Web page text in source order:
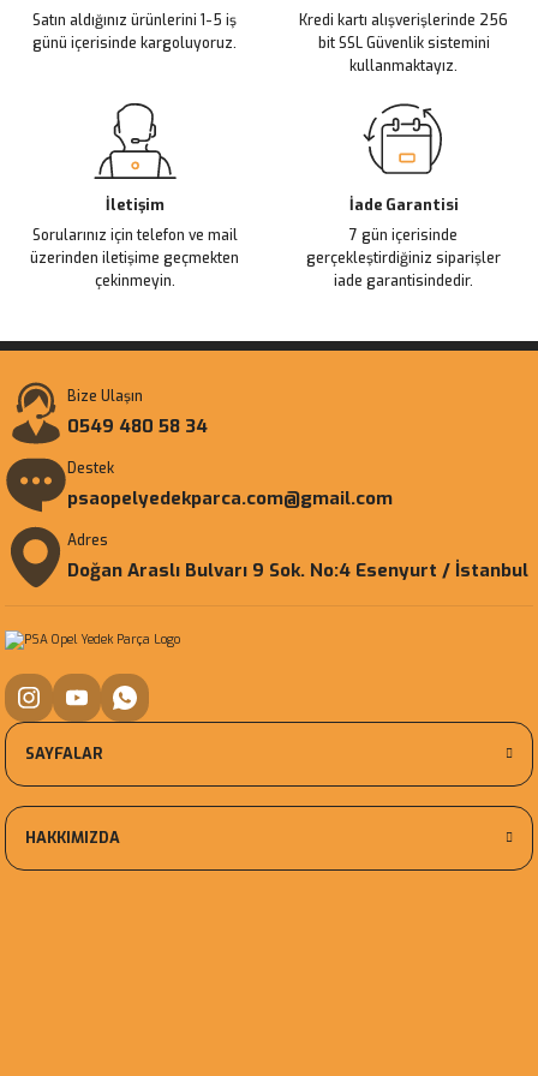
Bu ürüne benzer farklı alternatifler olmalı.
Satın aldığınız ürünlerini 1-5 iş
günü içerisinde kargoluyoruz.
Kredi kartı alışverişlerinde 256
bit SSL Güvenlik sistemini
kullanmaktayız.
İletişim
Sorularınız için telefon ve mail
üzerinden iletişime geçmekten
çekinmeyin.
İade Garantisi
7 gün içerisinde
gerçekleştirdiğiniz siparişler
iade garantisindedir.
Bize Ulaşın
0549 480 58 34
Destek
psaopelyedekparca.com@gmail.com
Adres
Doğan Araslı Bulvarı 9 Sok. No:4 Esenyurt / İstanbul
SAYFALAR
HAKKIMIZDA